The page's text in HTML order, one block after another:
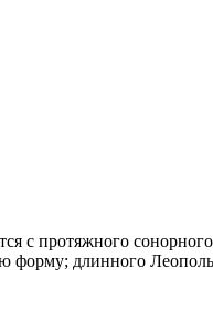
протяжного
форму; длинного